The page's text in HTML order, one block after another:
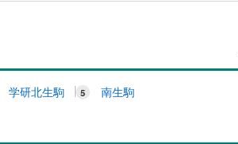
学研北生駒 南生駒